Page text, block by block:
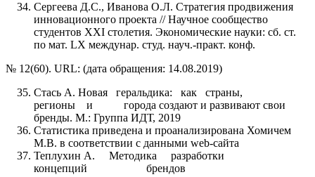
Сергеева Д.С., Иванова О.Л. Стратегия продвижения
инновационного проекта // Научное сообщество
студентов XXI столетия. Экономические науки: сб. ст.
по мат. LX междунар. студ. науч.-практ. конф.
№ 12(60). URL: (дата обращения: 14.08.2019)
Стась А. Новая геральдика: как страны,
регионы и города создают и развивают свои
бренды. М.: Группа ИДТ, 2019
Статистика приведена и проанализирована Хомичем
М.В. в соответствии с данными web-сайта
Теплухин А. Методика разработки
концепций брендов